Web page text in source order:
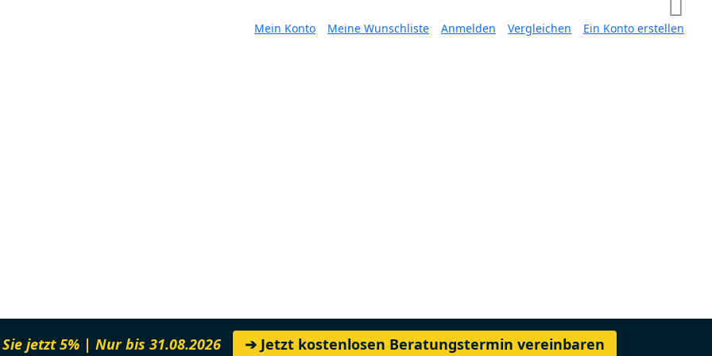
Mein Konto Meine Wunschliste Anmelden Vergleichen Ein Konto erstellen
jetzt 5% | Nur bis 31.08.2026 ➔ Jetzt kostenlosen Beratungstermin vereinbaren